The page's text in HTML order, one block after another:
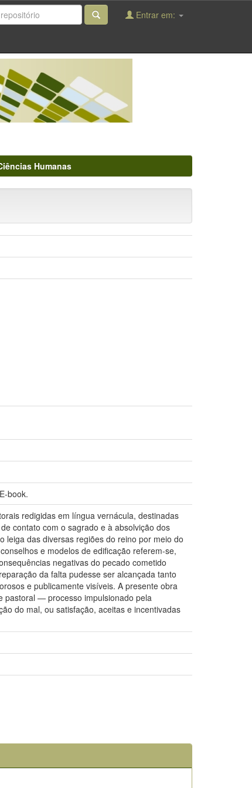
Entrar em:
Humanas
book.
redigidas em língua vernácula, destinadas
contato com o sagrado e à absolvição dos
leiga das diversas regiões do reino por meio do
e modelos de edificação referem-se,
negativas do pecado cometido
da falta pudesse ser alcançada tanto
e publicamente visíveis. A presente obra
pastoral — processo impulsionado pela
do mal, ou satisfação, aceitas e incentivadas